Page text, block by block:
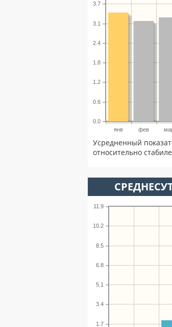
янв фев
0.0
0.6
1.2
1.8
2.4
3.1
3.7
Усредненный
относительно
1.7
3.4
5.1
6.8
8.5
10.2
11.9